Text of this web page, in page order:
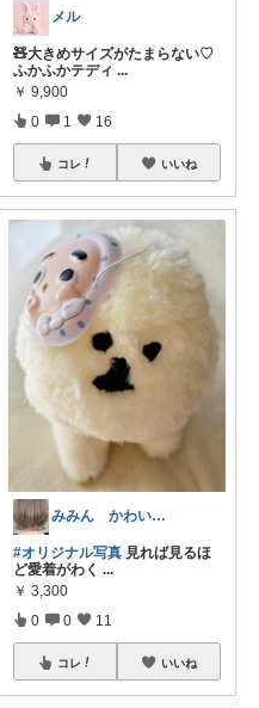
メル
🧸大きめサイズがたまらない♡
ふかふかテディ ...
￥ 9,900
0 1 16
コレ いいね
みみん かわいい暮らしROOM♡
#オリジナル写真 見れば見るほ
ど愛着がわく ...
￥ 3,300
0 0 11
コレ いいね